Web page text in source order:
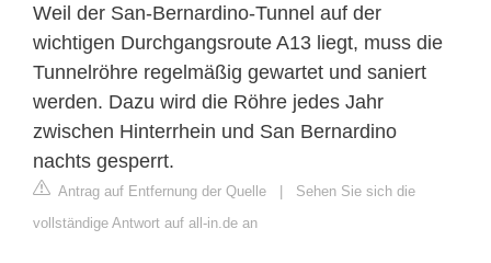
Weil der San-Bernardino-Tunnel auf der
wichtigen Durchgangsroute A13 liegt, muss die
Tunnelröhre regelmäßig gewartet und saniert
werden. Dazu wird die Röhre jedes Jahr
zwischen Hinterrhein und San Bernardino
nachts gesperrt.
Antrag auf Entfernung der Quelle | Sehen Sie sich die
vollständige Antwort auf all-in.de an